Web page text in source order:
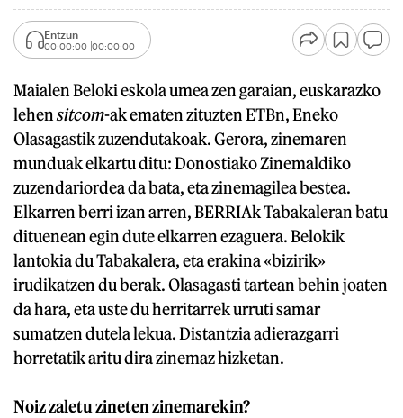
Entzun
00:00:00 00:00:00
Maialen Beloki eskola umea zen garaian, euskarazko
lehensitcom-ak ematen zituzten ETBn, Eneko
Olasagastik zuzendutakoak. Gerora, zinemaren
munduak elkartu ditu: Donostiako Zinemaldiko
zuzendariordea da bata, eta zinemagilea bestea.
Elkarren berri izan arren, BERRIAk Tabakaleran batu
dituenean egin dute elkarren ezaguera. Belokik
lantokia du Tabakalera, eta erakina «bizirik»
irudikatzen du berak. Olasagasti tartean behin joaten
da hara, eta uste du herritarrek urruti samar
sumatzen dutela lekua. Distantzia adierazgarri
horretatik aritu dira zinemaz hizketan.
Noiz zaletu zineten zinemarekin?